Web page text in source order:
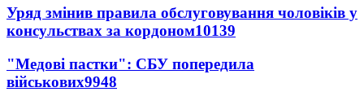
Уряд змінив правила обслуговування чоловіків у
консульствах за кордоном10139
"Медові пастки": СБУ попередила
військових9948